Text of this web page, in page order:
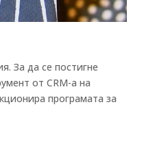
За да се постигне
от CRM-а на
програмата за